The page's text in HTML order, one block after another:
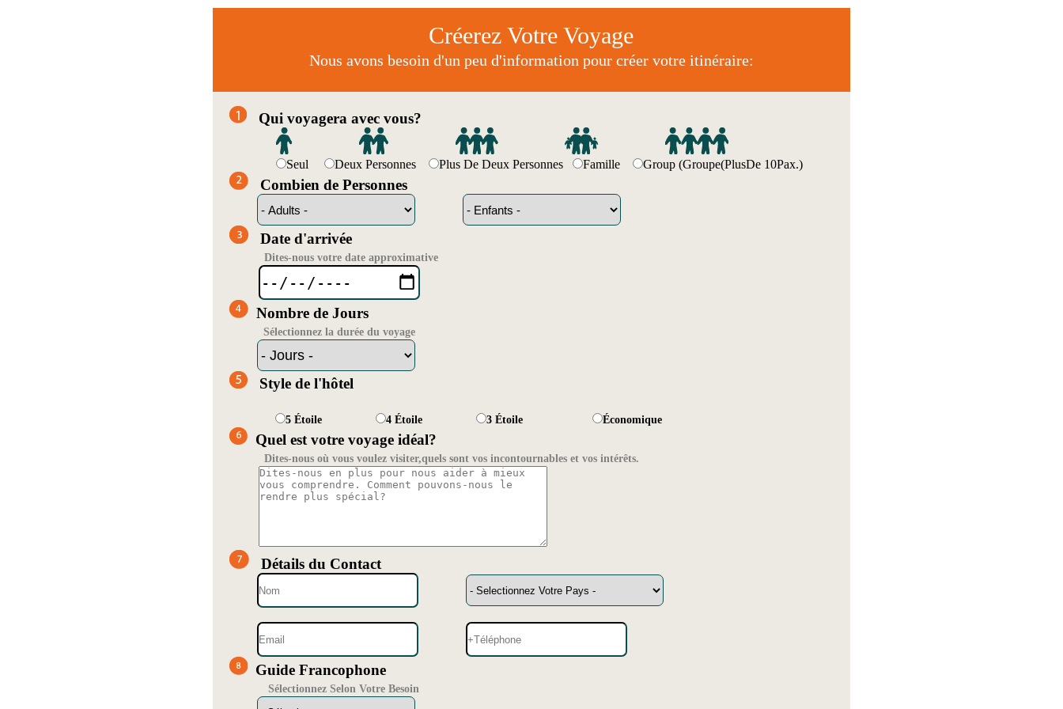
Créerez Votre Voyage
Nous avons besoin d'un peu d'information pour créer votre itinéraire:
Qui voyagera avec vous?
Seul Deux Personnes Plus De Deux Personnes Famille Group (Groupe(PlusDe 10Pax.)
Combien de Personnes
Date d'arrivée
Dites-nous votre date approximative
Nombre de Jours
Sélectionnez la durée du voyage
Style de l'hôtel
5 Étoile 4 Étoile 3 Étoile Économique
Quel est votre voyage idéal?
Dites-nous où vous voulez visiter,quels sont vos incontournables et vos intérêts.
Détails du Contact
Guide Francophone
Sélectionnez Selon Votre Besoin